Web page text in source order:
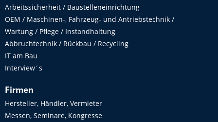
Arbeitssicherheit / Baustelleneinrichtung
OEM / Maschinen-, Fahrzeug- und Antriebstechnik /
Wartung / Pflege / Instandhaltung
Abbruchtechnik / Rückbau / Recycling
IT am Bau
Interview´s
Firmen
Hersteller, Händler, Vermieter
Messen, Seminare, Kongresse